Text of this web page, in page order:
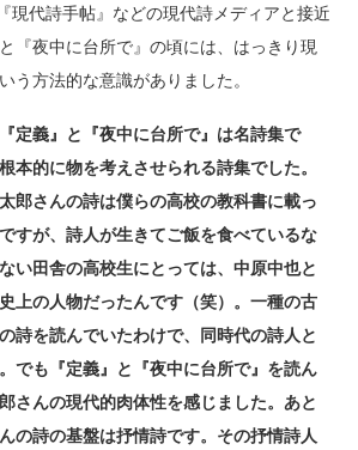
現代詩手帖』などの現代詩メディアと接近
『夜中に台所で』の頃には、はっきり現
う方法的な意識がありました。
義』と『夜中に台所で』は名詩集で
本的に物を考えさせられる詩集でした。
郎さんの詩は僕らの高校の教科書に載っ
すが、詩人が生きてご飯を食べているな
い田舎の高校生にとっては、中原中也と
上の人物だったんです（笑）。一種の古
詩を読んでいたわけで、同時代の詩人と
でも『定義』と『夜中に台所で』を読ん
さんの現代的肉体性を感じました。あと
の詩の基盤は抒情詩です。その抒情詩人